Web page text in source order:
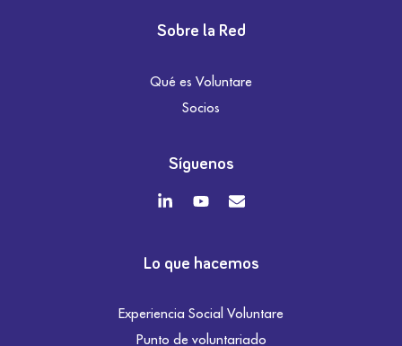
Sobre la Red
Qué es Voluntare
Socios
Síguenos
Lo que hacemos
Experiencia Social Voluntare
Punto de voluntariado